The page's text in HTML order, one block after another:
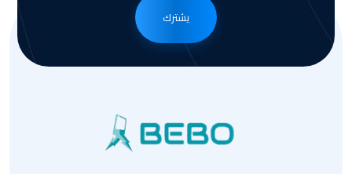
يشترك